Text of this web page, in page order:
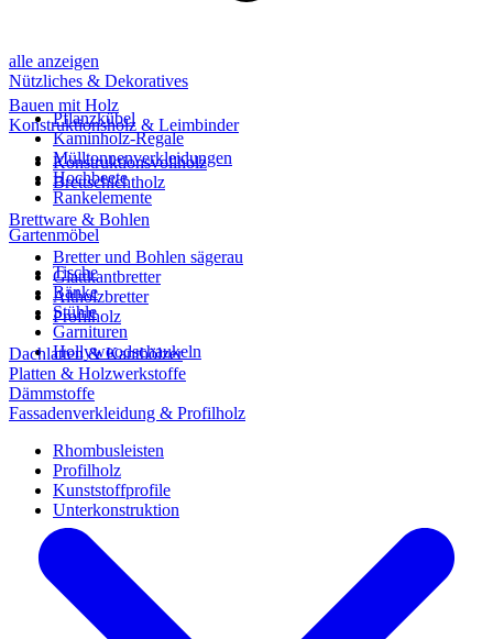
alle anzeigen
Nützliches & Dekoratives
Pflanzkübel
Kaminholz-Regale
Mülltonnenverkleidungen
Hochbeete
Rankelemente
Gartenmöbel
Tische
Bänke
Stühle
Garnituren
Hollywoodschaukeln
Bauen mit Holz
Konstruktionsholz & Leimbinder
Konstruktionsvollholz
Brettschichtholz
Brettware & Bohlen
Bretter und Bohlen sägerau
Glattkantbretter
Altholzbretter
Profilholz
Dachlatten & Kanthölzer
Platten & Holzwerkstoffe
Dämmstoffe
Fassadenverkleidung & Profilholz
Rhombusleisten
Profilholz
Kunststoffprofile
Unterkonstruktion